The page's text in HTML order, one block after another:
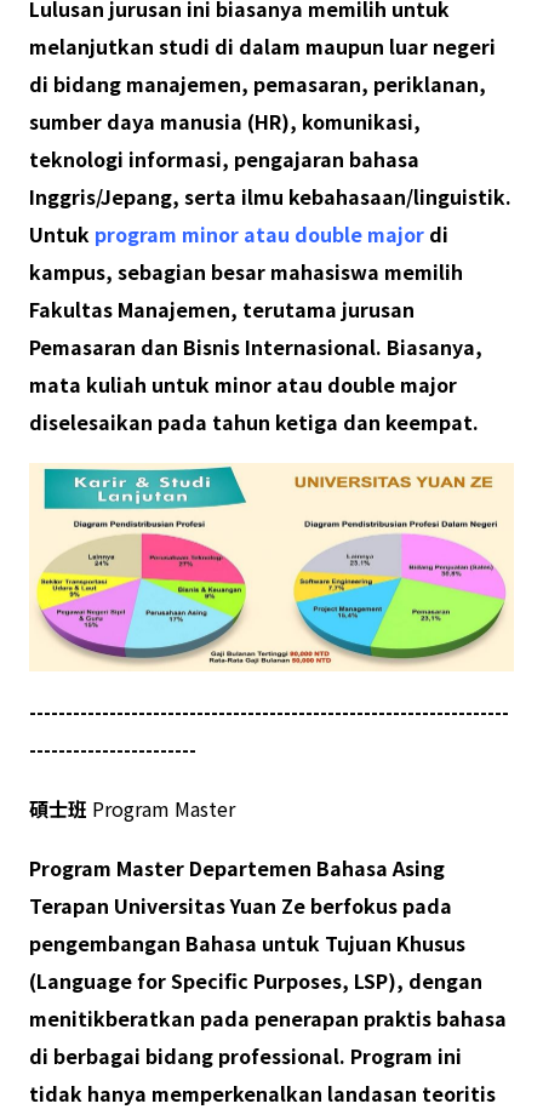
Lulusan jurusan ini biasanya memilih untuk
melanjutkan studi di dalam maupun luar negeri
di bidang manajemen, pemasaran, periklanan,
sumber daya manusia (HR), komunikasi,
teknologi informasi, pengajaran bahasa
Inggris/Jepang, serta ilmu kebahasaan/linguistik.
Untuk program minor atau double major di
kampus, sebagian besar mahasiswa memilih
Fakultas Manajemen, terutama jurusan
Pemasaran dan Bisnis Internasional. Biasanya,
mata kuliah untuk minor atau double major
diselesaikan pada tahun ketiga dan keempat.
------------------------------------------------------------------
-----------------------
碩士班 Program Master
Program Master Departemen Bahasa Asing
Terapan Universitas Yuan Ze berfokus pada
pengembangan Bahasa untuk Tujuan Khusus
(Language for Specific Purposes, LSP), dengan
menitikberatkan pada penerapan praktis bahasa
di berbagai bidang professional. Program ini
tidak hanya memperkenalkan landasan teoritis